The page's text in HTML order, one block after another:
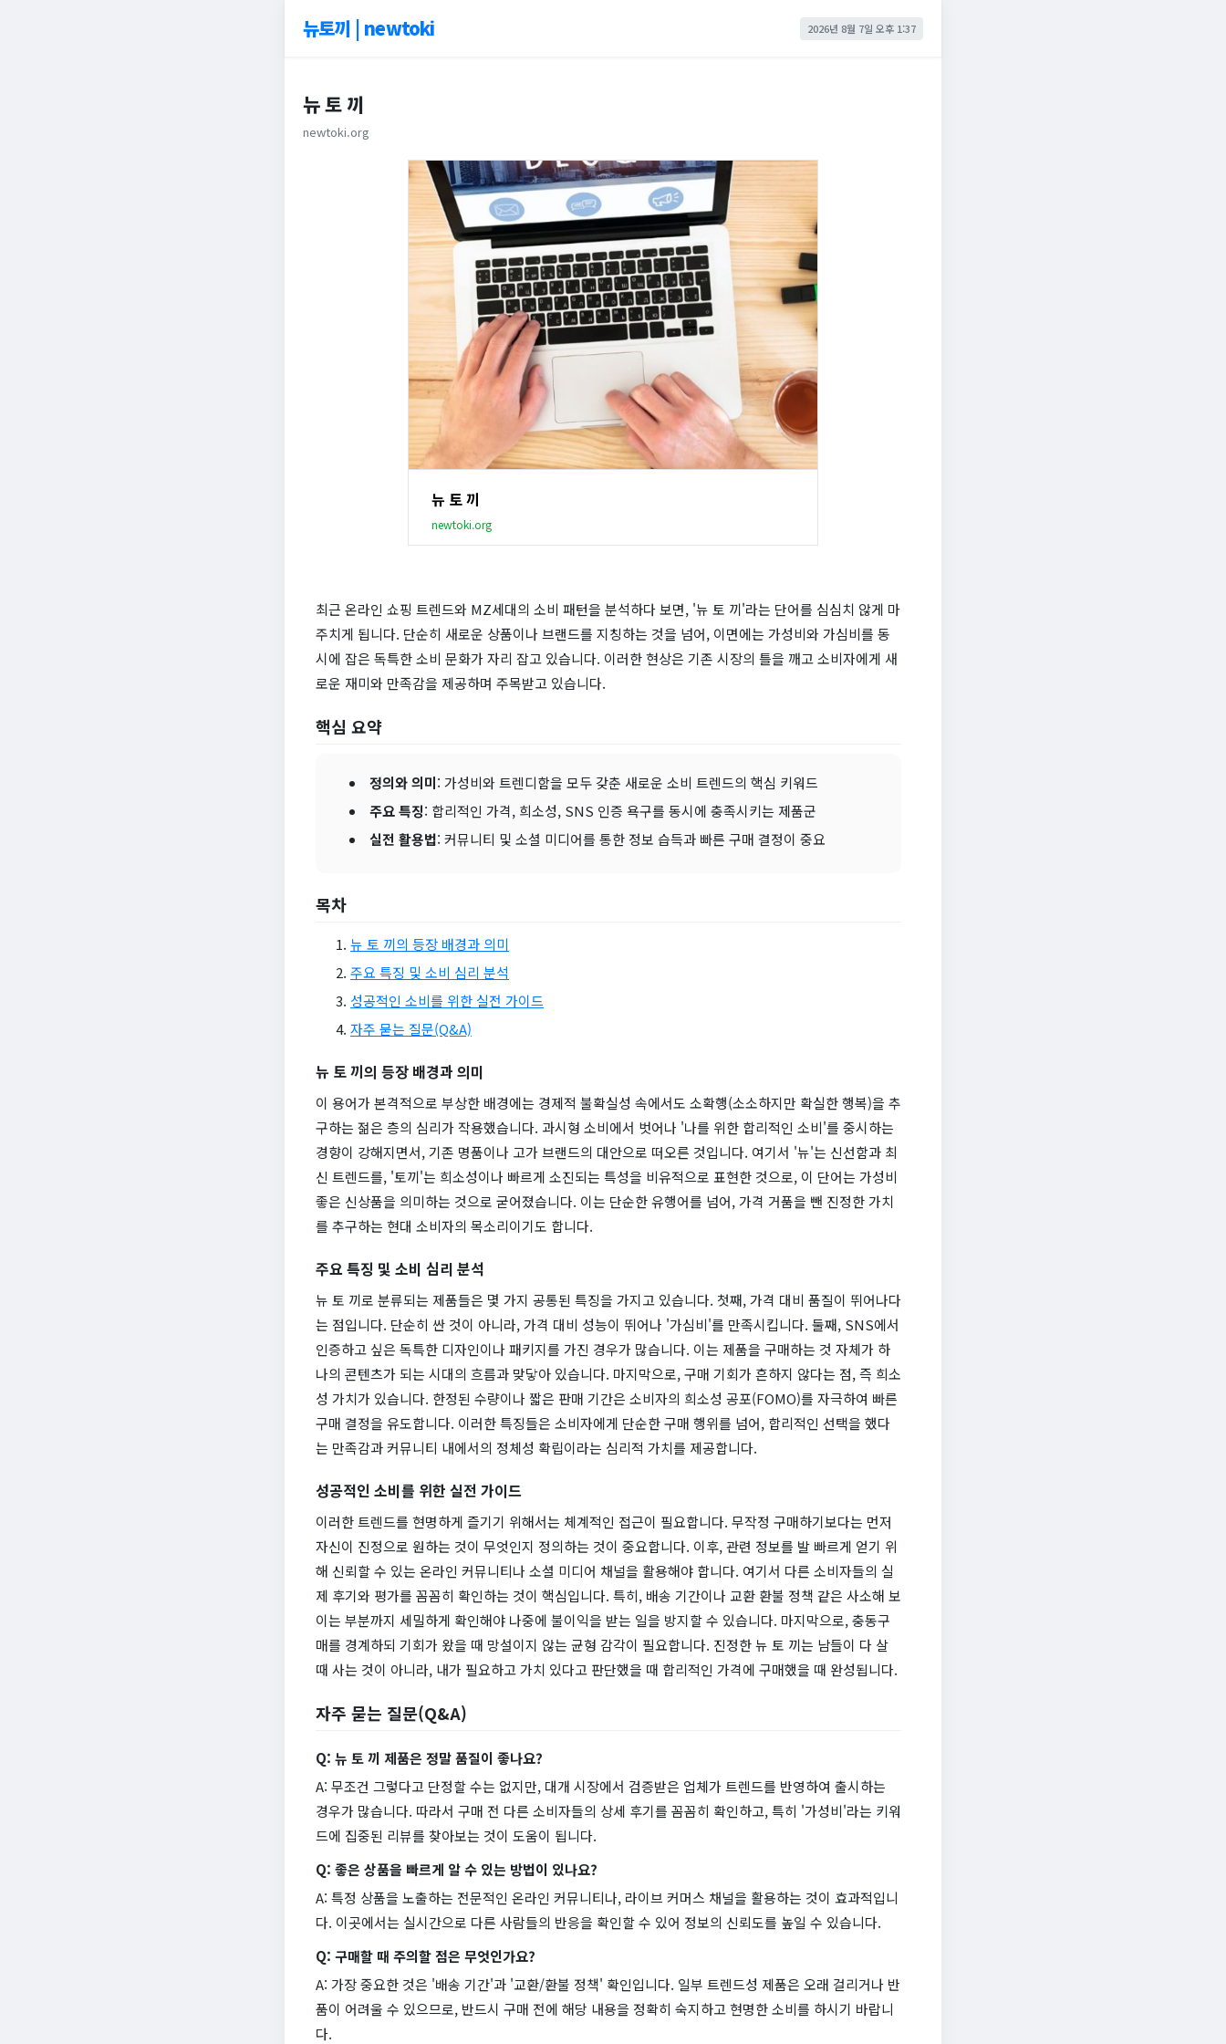
뉴토끼 | newtoki 2026년 8월 7일 오후 1:37
뉴 토 끼
newtoki.org
뉴 토 끼
newtoki.org
최근 온라인 쇼핑 트렌드와 MZ세대의 소비 패턴을 분석하다 보면, '뉴 토 끼'라는 단어를 심심치 않게 마
주치게 됩니다. 단순히 새로운 상품이나 브랜드를 지칭하는 것을 넘어, 이면에는 가성비와 가심비를 동
시에 잡은 독특한 소비 문화가 자리 잡고 있습니다. 이러한 현상은 기존 시장의 틀을 깨고 소비자에게 새
로운 재미와 만족감을 제공하며 주목받고 있습니다.
핵심 요약
정의와 의미: 가성비와 트렌디함을 모두 갖춘 새로운 소비 트렌드의 핵심 키워드
주요 특징: 합리적인 가격, 희소성, SNS 인증 욕구를 동시에 충족시키는 제품군
실전 활용법: 커뮤니티 및 소셜 미디어를 통한 정보 습득과 빠른 구매 결정이 중요
목차
뉴 토 끼의 등장 배경과 의미
주요 특징 및 소비 심리 분석
성공적인 소비를 위한 실전 가이드
자주 묻는 질문(Q&A)
뉴 토 끼의 등장 배경과 의미
이 용어가 본격적으로 부상한 배경에는 경제적 불확실성 속에서도 소확행(소소하지만 확실한 행복)을 추
구하는 젊은 층의 심리가 작용했습니다. 과시형 소비에서 벗어나 '나를 위한 합리적인 소비'를 중시하는
경향이 강해지면서, 기존 명품이나 고가 브랜드의 대안으로 떠오른 것입니다. 여기서 '뉴'는 신선함과 최
신 트렌드를, '토끼'는 희소성이나 빠르게 소진되는 특성을 비유적으로 표현한 것으로, 이 단어는 가성비
좋은 신상품을 의미하는 것으로 굳어졌습니다. 이는 단순한 유행어를 넘어, 가격 거품을 뺀 진정한 가치
를 추구하는 현대 소비자의 목소리이기도 합니다.
주요 특징 및 소비 심리 분석
뉴 토 끼로 분류되는 제품들은 몇 가지 공통된 특징을 가지고 있습니다. 첫째, 가격 대비 품질이 뛰어나다
는 점입니다. 단순히 싼 것이 아니라, 가격 대비 성능이 뛰어나 '가심비'를 만족시킵니다. 둘째, SNS에서
인증하고 싶은 독특한 디자인이나 패키지를 가진 경우가 많습니다. 이는 제품을 구매하는 것 자체가 하
나의 콘텐츠가 되는 시대의 흐름과 맞닿아 있습니다. 마지막으로, 구매 기회가 흔하지 않다는 점, 즉 희소
성 가치가 있습니다. 한정된 수량이나 짧은 판매 기간은 소비자의 희소성 공포(FOMO)를 자극하여 빠른
구매 결정을 유도합니다. 이러한 특징들은 소비자에게 단순한 구매 행위를 넘어, 합리적인 선택을 했다
는 만족감과 커뮤니티 내에서의 정체성 확립이라는 심리적 가치를 제공합니다.
성공적인 소비를 위한 실전 가이드
이러한 트렌드를 현명하게 즐기기 위해서는 체계적인 접근이 필요합니다. 무작정 구매하기보다는 먼저
자신이 진정으로 원하는 것이 무엇인지 정의하는 것이 중요합니다. 이후, 관련 정보를 발 빠르게 얻기 위
해 신뢰할 수 있는 온라인 커뮤니티나 소셜 미디어 채널을 활용해야 합니다. 여기서 다른 소비자들의 실
제 후기와 평가를 꼼꼼히 확인하는 것이 핵심입니다. 특히, 배송 기간이나 교환 환불 정책 같은 사소해 보
이는 부분까지 세밀하게 확인해야 나중에 불이익을 받는 일을 방지할 수 있습니다. 마지막으로, 충동구
매를 경계하되 기회가 왔을 때 망설이지 않는 균형 감각이 필요합니다. 진정한 뉴 토 끼는 남들이 다 살
때 사는 것이 아니라, 내가 필요하고 가치 있다고 판단했을 때 합리적인 가격에 구매했을 때 완성됩니다.
자주 묻는 질문(Q&A)
Q: 뉴 토 끼 제품은 정말 품질이 좋나요?
A: 무조건 그렇다고 단정할 수는 없지만, 대개 시장에서 검증받은 업체가 트렌드를 반영하여 출시하는
경우가 많습니다. 따라서 구매 전 다른 소비자들의 상세 후기를 꼼꼼히 확인하고, 특히 '가성비'라는 키워
드에 집중된 리뷰를 찾아보는 것이 도움이 됩니다.
Q: 좋은 상품을 빠르게 알 수 있는 방법이 있나요?
A: 특정 상품을 노출하는 전문적인 온라인 커뮤니티나, 라이브 커머스 채널을 활용하는 것이 효과적입니
다. 이곳에서는 실시간으로 다른 사람들의 반응을 확인할 수 있어 정보의 신뢰도를 높일 수 있습니다.
Q: 구매할 때 주의할 점은 무엇인가요?
A: 가장 중요한 것은 '배송 기간'과 '교환/환불 정책' 확인입니다. 일부 트렌드성 제품은 오래 걸리거나 반
품이 어려울 수 있으므로, 반드시 구매 전에 해당 내용을 정확히 숙지하고 현명한 소비를 하시기 바랍니
다.